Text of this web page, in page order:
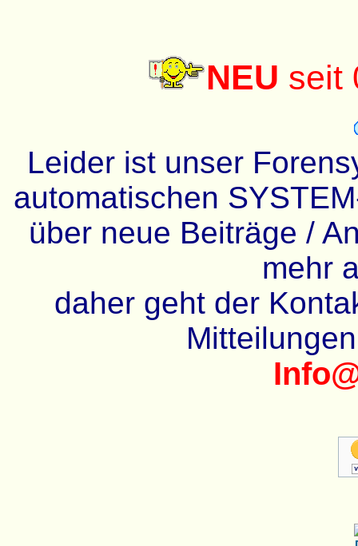
NEU seit
Leider ist unser
automatischen
über neue Beiträge /
mehr
daher geht der